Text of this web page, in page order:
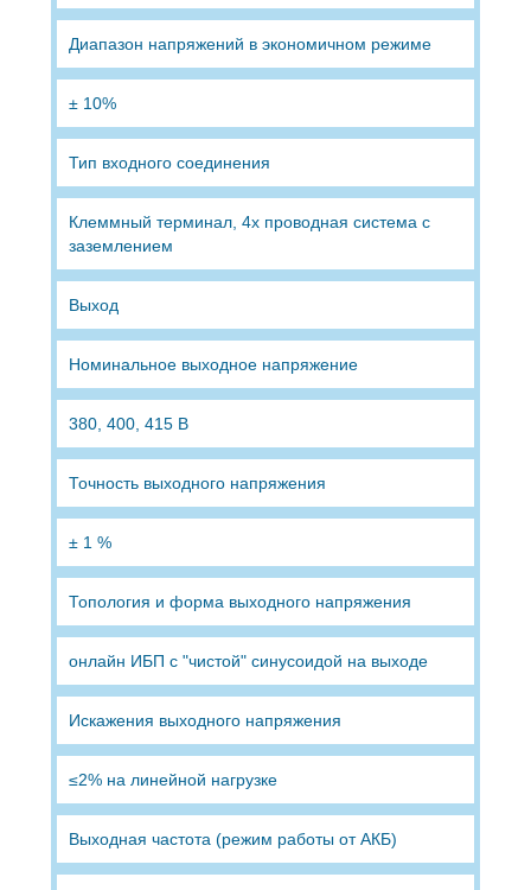
Диапазон напряжений в экономичном режиме
± 10%
Тип входного соединения
Клеммный терминал, 4х проводная система с
заземлением
Выход
Номинальное выходное напряжение
380, 400, 415 В
Точность выходного напряжения
± 1 %
Топология и форма выходного напряжения
онлайн ИБП с "чистой" синусоидой на выходе
Искажения выходного напряжения
≤2% на линейной нагрузке
Выходная частота (режим работы от АКБ)